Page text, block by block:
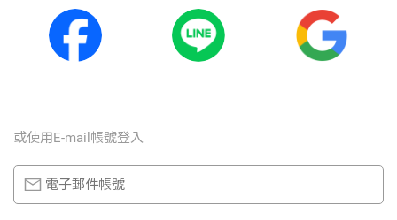
或使⽤E-mail帳號登入